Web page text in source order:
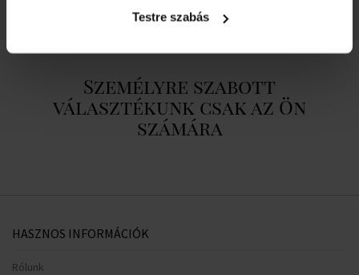
Testre szabás
Személyre szabott
választékunk csak az Ön
számára
HASZNOS INFORMÁCIÓK
Rólunk